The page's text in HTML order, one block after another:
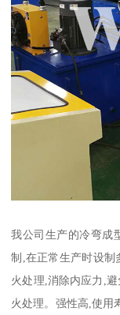
我公司生产的冷弯成
制,在正常生产时设制
火处理,消除内应力,
火处理。强性高,使用